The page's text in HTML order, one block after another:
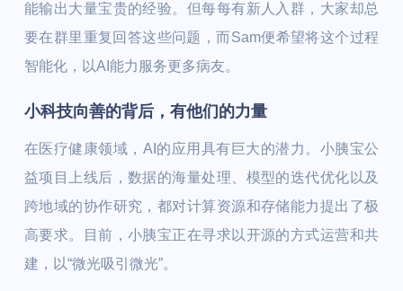
能输出大量宝贵的经验。但每每有新人入群，大家却总
要在群里重复回答这些问题，而Sam便希望将这个过程
智能化，以AI能力服务更多病友。
小科技向善的背后，有他们的力量
在医疗健康领域，AI的应用具有巨大的潜力。小胰宝公
益项目上线后，数据的海量处理、模型的迭代优化以及
跨地域的协作研究，都对计算资源和存储能力提出了极
高要求。目前，小胰宝正在寻求以开源的方式运营和共
建，以“微光吸引微光”。